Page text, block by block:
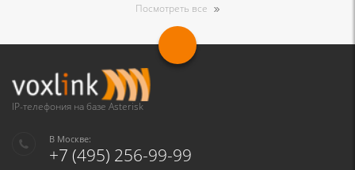
Посмотреть все
IP-телефония на базе Asterisk
В Москве:
+7 (495) 256-99-99